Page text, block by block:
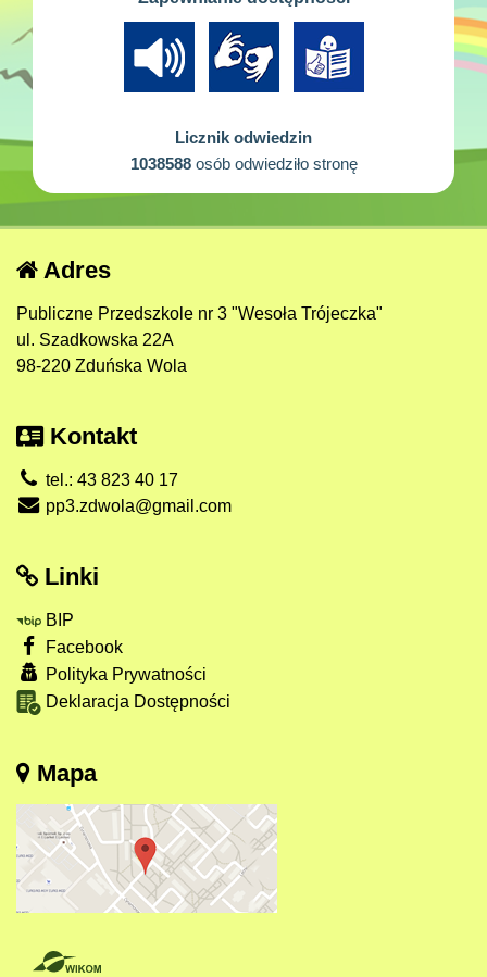
Licznik odwiedzin
1038588osób odwiedziło stronę
Adres
Publiczne Przedszkole nr 3 "Wesoła Trójeczka"
ul. Szadkowska 22A
98-220 Zduńska Wola
Kontakt
tel.: 43 823 40 17
pp3.zdwola@gmail.com
Linki
BIP
Facebook
Polityka Prywatności
Deklaracja Dostępności
Mapa